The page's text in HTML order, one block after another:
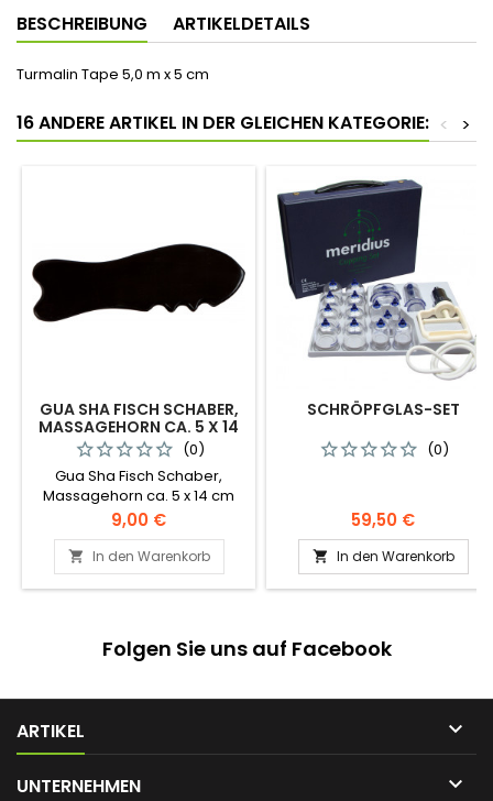
BESCHREIBUNG ARTIKELDETAILS
Turmalin Tape 5,0 m x 5 cm
16 ANDERE ARTIKEL IN DER GLEICHEN KATEGORIE: >
<
GUA SHA FISCH SCHABER,
MASSAGEHORN CA. 5 X 14
CM
(0)
Gua Sha Fisch Schaber,
Massagehorn ca. 5 x 14 cm
Preis
9,00 €
 In den Warenkorb
SCHRÖPFGLAS-SET
(0)
Preis
59,50 €
 In den Warenkorb
Folgen Sie uns auf Facebook
ARTIKEL 
UNTERNEHMEN 